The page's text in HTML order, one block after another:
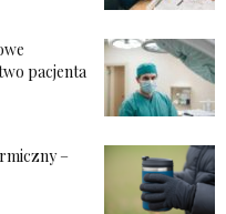
pacjenta
–